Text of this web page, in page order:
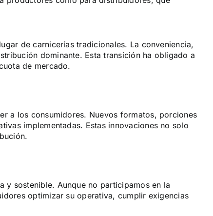
de carnicerías tradicionales. La conveniencia,
dominante. Esta transición ha obligado a
de mercado.
a los consumidores. Nuevos formatos, porciones
implementadas. Estas innovaciones no solo
y sostenible. Aunque no participamos en la
optimizar su operativa, cumplir exigencias